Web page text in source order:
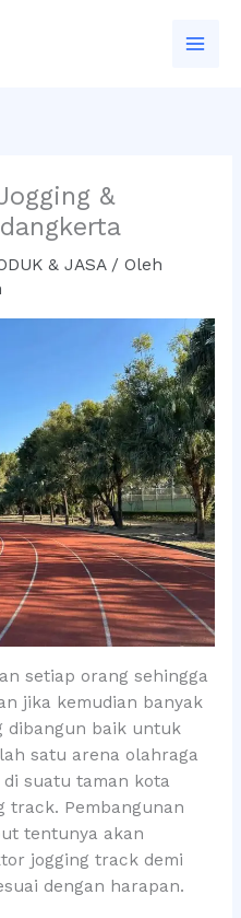
&
& JASA/ Oleh
setiap orang sehingga
jika kemudian banyak
dibangun baik untuk
satu arena olahraga
suatu taman kota
track. Pembangunan
tentunya akan
jogging track demi
dengan harapan.